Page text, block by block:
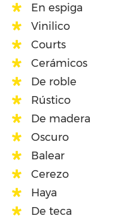
En espiga
Vinilico
Courts
Cerámicos
De roble
Rústico
De madera
Oscuro
Balear
Cerezo
Haya
De teca